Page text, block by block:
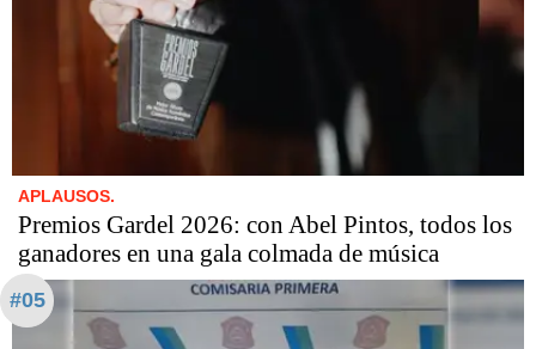
APLAUSOS.
Premios Gardel 2026: con Abel Pintos, todos los
ganadores en una gala colmada de música
#05